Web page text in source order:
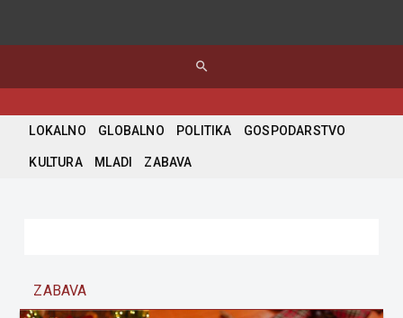
search
LOKALNO GLOBALNO POLITIKA GOSPODARSTVO
KULTURA MLADI ZABAVA
ZABAVA